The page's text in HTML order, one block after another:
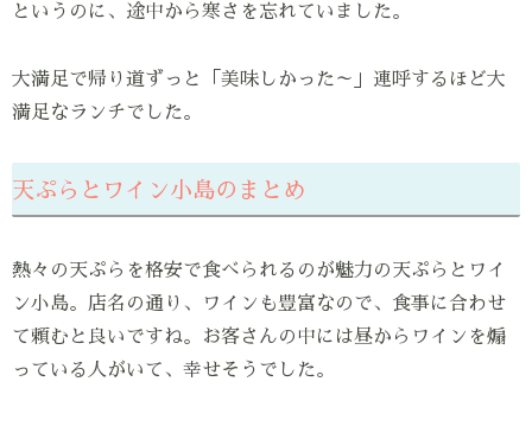
というのに、途中から寒さを忘れていました。
大満足で帰り道ずっと「美味しかった～」連呼するほど大
満足なランチでした。
天ぷらとワイン小島のまとめ
熱々の天ぷらを格安で食べられるのが魅力の天ぷらとワイ
ン小島。店名の通り、ワインも豊富なので、食事に合わせ
て頼むと良いですね。お客さんの中には昼からワインを煽
っている人がいて、幸せそうでした。